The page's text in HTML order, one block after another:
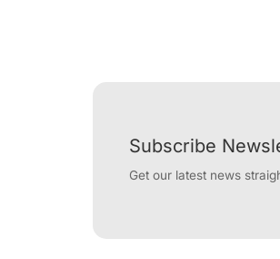
Subscribe
Get our latest news